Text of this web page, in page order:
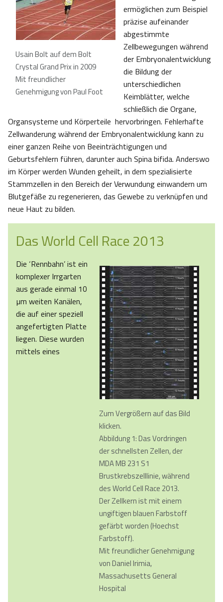
Usain Bolt auf dem Bolt
Crystal Grand Prix in 2009
Mit freundlicher
Genehmigung von Paul Foot
ermöglichen zum Beispiel
präzise aufeinander
abgestimmte
Zellbewegungen während
der Embryonalentwicklung
die Bildung der
unterschiedlichen
Keimblätter, welche
schließlich die Organe,
Organsysteme und Körperteile hervorbringen. Fehlerhafte
Zellwanderung während der Embryonalentwicklung kann zu
einer ganzen Reihe von Beeinträchtigungen und
Geburtsfehlern führen, darunter auch Spina bifida. Anderswo
im Körper werden Wunden geheilt, in dem spezialisierte
Stammzellen in den Bereich der Verwundung einwandern um
Blutgefäße zu regenerieren, das Gewebe zu verknüpfen und
neue Haut zu bilden.
Das World Cell Race 2013
Zum Vergrößern auf das Bild
klicken.
Abbildung 1: Das Vordringen
der schnellsten Zellen, der
MDA MB 231 S1
Brustkrebszelllinie, während
des World Cell Race 2013.
Der Zellkern ist mit einem
ungiftigen blauen Farbstoff
gefärbt worden (Hoechst
Farbstoff).
Mit freundlicher Genehmigung
von Daniel Irimia,
Massachusetts General
Hospital
Die ‘Rennbahn’ ist ein
komplexer Irrgarten
aus gerade einmal 10
µm weiten Kanälen,
die auf einer speziell
angefertigten Platte
liegen. Diese wurden
mittels eines